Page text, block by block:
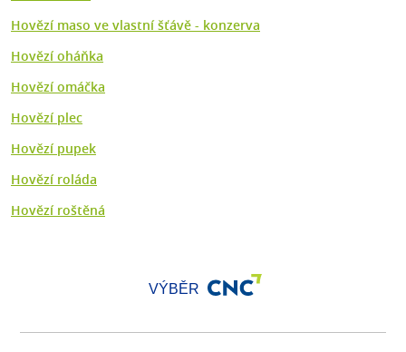
Hovězí maso ve vlastní šťávě - konzerva
Hovězí oháňka
Hovězí omáčka
Hovězí plec
Hovězí pupek
Hovězí roláda
Hovězí roštěná
VÝBĚR